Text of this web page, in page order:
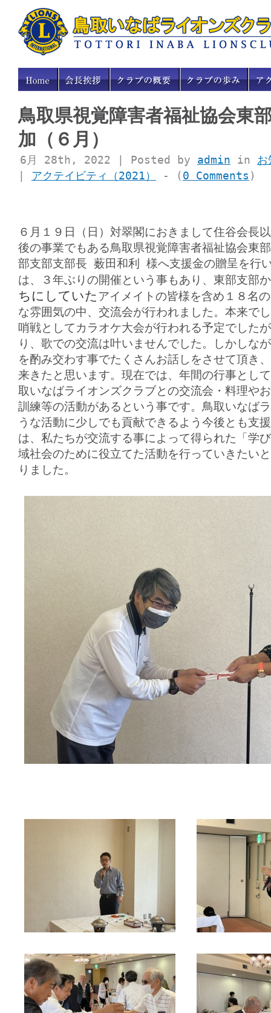
鳥取県視覚障害者福祉協会東
加（６月）
6月 28th, 2022 | Posted by admin in お
アクテイビティ（2021） - (0 Comments )
６月１９日（日）対翠閣におきまして住谷会長
後の事業でもある鳥取県視覚障害者福祉協会東
部支部支部長 薮田和利 様へ支援金の贈呈を行
は、３年ぶりの開催という事もあり、東部支部
ちにしていた アイメイトの皆様を含め１８名
な雰囲気の中、交流会が行われました。本来で
哨戦としてカラオケ大会が行われる予定でした
り、歌での交流は叶いませんでした。しかしな
を酌み交わす事でたくさんお話しをさせて頂き
来きたと思います。現在では、年間の行事とし
取いなばライオンズクラブとの交流会・料理や
訓練等の活動があるという事です。鳥取いなば
うな活動に少しでも貢献できるよう今後とも支
は、私たちが交流する事によって得られた「学
域社会のために役立てた活動を行っていきたい
りました。